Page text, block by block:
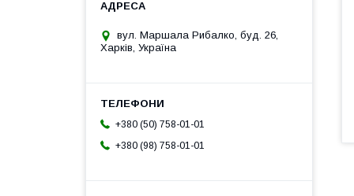
вул. Маршала Рибалко, буд. 26,
Харків, Україна
+380 (50) 758-01-01
+380 (98) 758-01-01